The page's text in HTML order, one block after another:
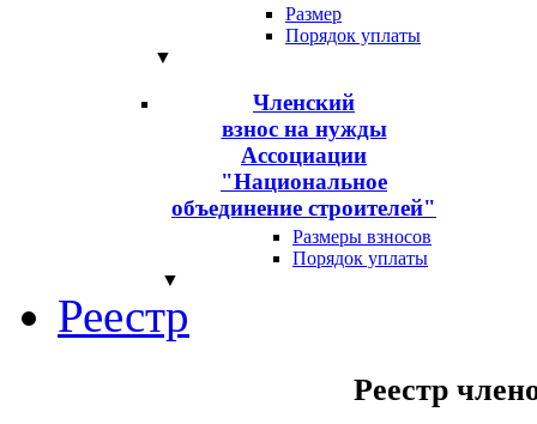
Размер
Порядок уплаты
▼
Членский
взнос на нужды
Ассоциации
"Национальное
объединение строителей"
Размеры взносов
Порядок уплаты
▼
Реестр
Реестр